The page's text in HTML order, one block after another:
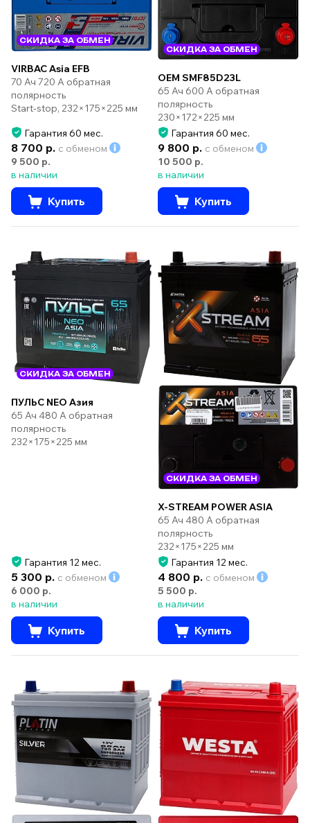
СКИДКА ЗА ОБМЕН
VIRBAC Asia EFB
70 Ач 720 А обратная
полярность
Start-stop, 232×175×225 мм
Гарантия 60 мес.
8 700 р. с обменом
9 500 р.
в наличии
Купить
СКИДКА ЗА ОБМЕН
OEM SMF85D23L
65 Ач 600 А обратная
полярность
230×172×225 мм
Гарантия 60 мес.
9 800 р. с обменом
10 500 р.
в наличии
Купить
СКИДКА ЗА ОБМЕН
ПУЛЬС NEO Азия
65 Ач 480 А обратная
полярность
232×175×225 мм
Гарантия 12 мес.
5 300 р. с обменом
6 000 р.
в наличии
Купить
СКИДКА ЗА ОБМЕН
X-STREAM POWER ASIA
65 Ач 480 А обратная
полярность
232×175×225 мм
Гарантия 12 мес.
4 800 р. с обменом
5 500 р.
в наличии
Купить